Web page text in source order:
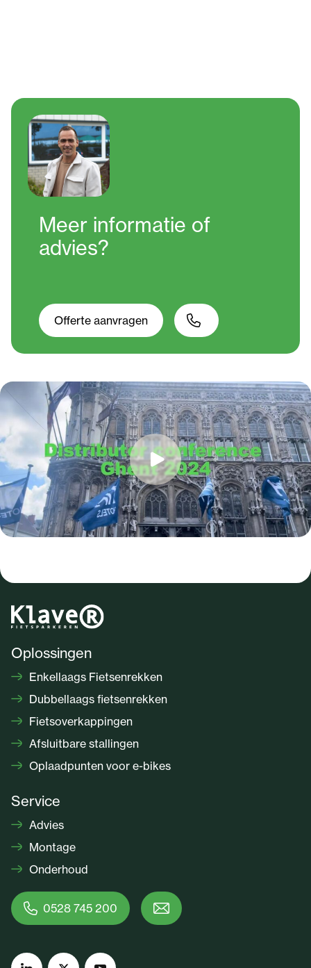
Meer informatie of
advies?
Offerte aanvragen
Oplossingen
Enkellaags Fietsenrekken
Dubbellaags fietsenrekken
Fietsoverkappingen
Afsluitbare stallingen
Oplaadpunten voor e-bikes
Service
Advies
Montage
Onderhoud
0528 745 200